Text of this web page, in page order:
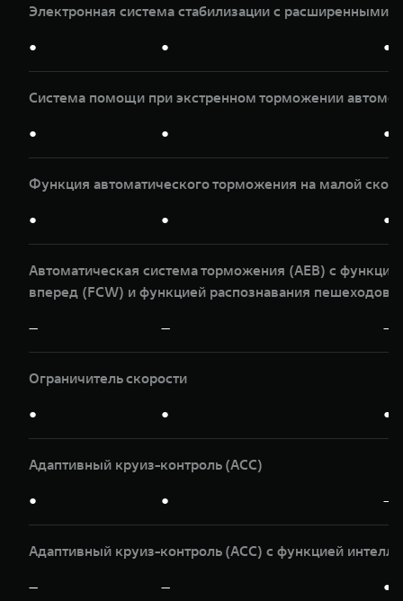
Электронная система стабилизации с расширенными
● ● ●
Система помощи при экстренном торможении
● ● ●
Функция автоматического торможения на малой
● ● ●
Автоматическая система торможения (AEB) с
вперед (FCW) и функцией распознавания пешеходов
— — —
Ограничитель скорости
● ● ●
Адаптивный круиз-контроль (ACC)
● ● —
Адаптивный круиз-контроль (ACC) с функцией
— — ●